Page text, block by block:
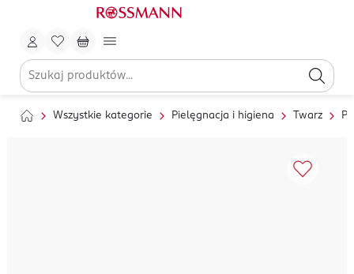
Wszystkie kategorie Pielęgnacja i higiena Twarz